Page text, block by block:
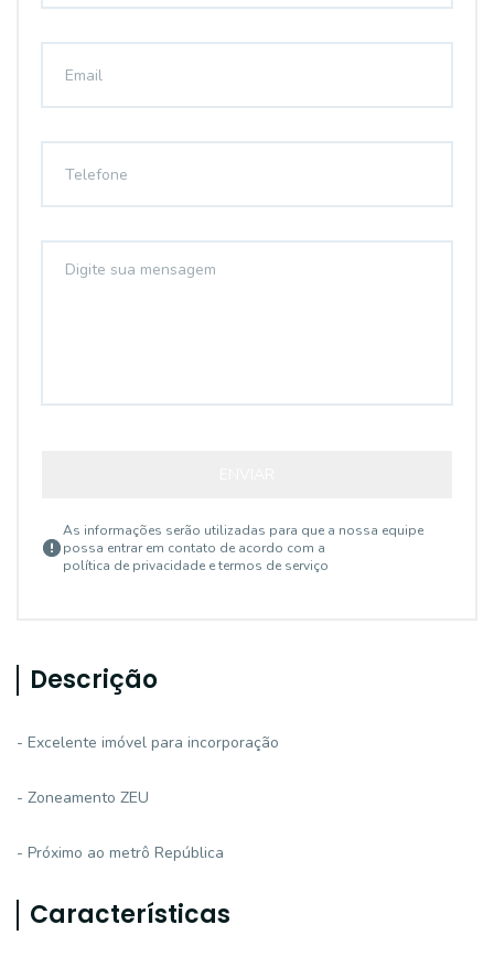
As informações serão utilizadas para que a nossa equipe
possa entrar em contato de acordo com a
política de privacidade e termos de serviço
Descrição
- Excelente imóvel para incorporação
- Zoneamento ZEU
- Próximo ao metrô República
Características